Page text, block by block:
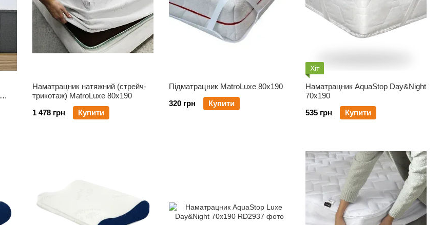
Наматрацник натяжний (стрейч-
трикотаж) MatroLuxe 80х190
1 478 грн
Купити
Підматрацник MatroLuxe 80х190
320 грн
Купити
Хіт
Наматрацник AquaStop Day&Night
70х190
535 грн
Купити